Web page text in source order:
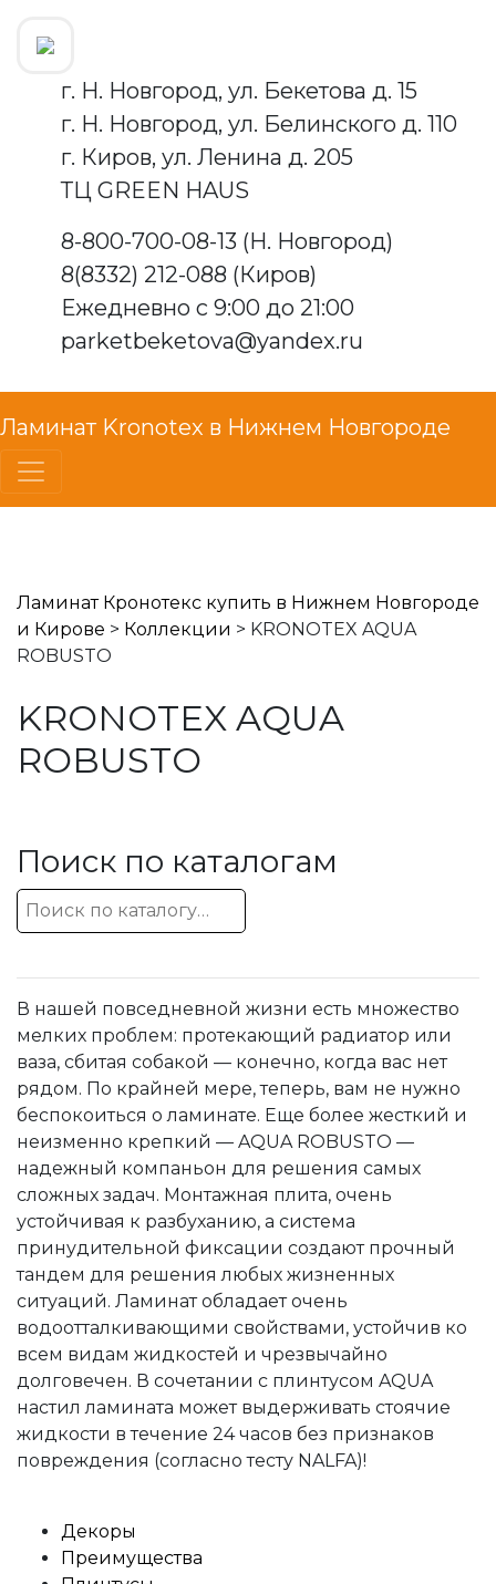
г. Н. Новгород, ул. Бекетова д. 15
г. Н. Новгород, ул. Белинского д. 110
г. Киров, ул. Ленина д. 205
ТЦ GREEN HAUS
8-800-700-08-13 (Н. Новгород)
8(8332) 212-088 (Киров)
Ежедневно с 9:00 до 21:00
parketbeketova@yandex.ru
Ламинат Kronotex в Нижнем Новгороде
Ламинат Кронотекс купить в Нижнем Новгороде
и Кирове > Коллекции > KRONOTEX AQUA
ROBUSTO
KRONOTEX AQUA
ROBUSTO
Поиск по каталогам
Искать:
В нашей повседневной жизни есть множество
мелких проблем: протекающий радиатор или
ваза, сбитая собакой — конечно, когда вас нет
рядом. По крайней мере, теперь, вам не нужно
беспокоиться о ламинате. Еще более жесткий и
неизменно крепкий — AQUA ROBUSTO —
надежный компаньон для решения самых
сложных задач. Монтажная плита, очень
устойчивая к разбуханию, а система
принудительной фиксации создают прочный
тандем для решения любых жизненных
ситуаций. Ламинат обладает очень
водоотталкивающими свойствами, устойчив ко
всем видам жидкостей и чрезвычайно
долговечен. В сочетании с плинтусом AQUA
настил ламината может выдерживать стоячие
жидкости в течение 24 часов без признаков
повреждения (согласно тесту NALFA)!
Декоры
Преимущества